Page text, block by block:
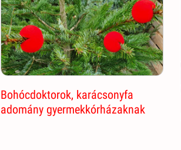
Bohócdoktorok, karácsonyfa
adomány gyermekkórházaknak